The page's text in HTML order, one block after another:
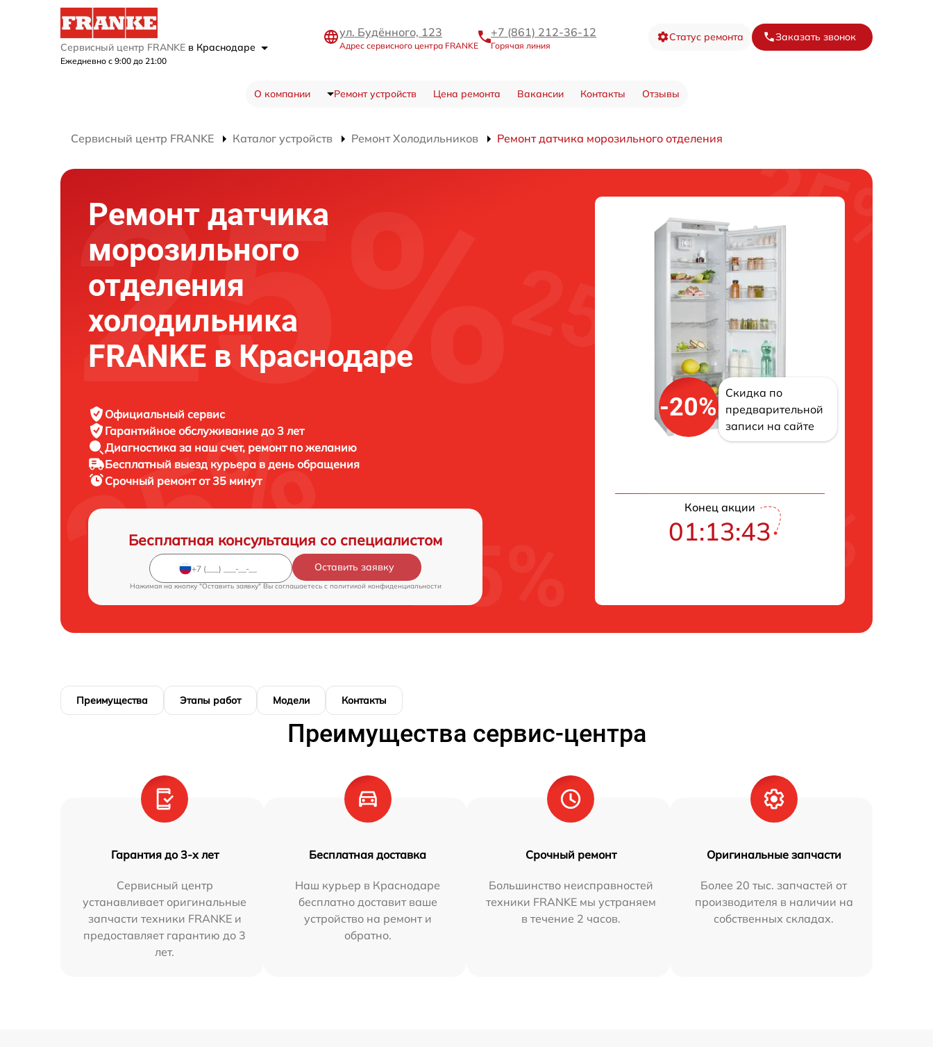
Сервисный центр FRANKE в Краснодаре
Ежедневно с 9:00 до 21:00
ул. Будённого, 123
Адрес сервисного центра FRANKE
+7 (861) 212-36-12
Горячая линия
Статус ремонта Заказать звонок
О компании Ремонт устройств Цена ремонта Вакансии Контакты Отзывы
Сервисный центр FRANKE Каталог устройств Ремонт Холодильников Ремонт датчика морозильного отделения
Ремонт датчика
морозильного
отделения
холодильника
FRANKE в Краснодаре
Официальный сервис
Гарантийное обслуживание до 3 лет
Диагностика за наш счет, ремонт по желанию
Бесплатный выезд курьера в день обращения
Срочный ремонтот 35 минут
Бесплатная консультация со специалистом
Оставить заявку
Нажимая на кнопку "Оставить заявку" Вы соглашаетесь c политикой конфиденциальности
-20%
Скидка по
предварительной
записи на сайте
Конец акции
01:13:43
Преимущества Этапы работ Модели Контакты
Преимущества сервис-центра
Гарантия до 3-х лет
Сервисный центр
устанавливает оригинальные
запчасти техники FRANKE и
предоставляет гарантию до 3
лет.
Бесплатная доставка
Наш курьер в Краснодаре
бесплатно доставит ваше
устройство на ремонт и
обратно.
Срочный ремонт
Большинство неисправностей
техники FRANKE мы устраняем
в течение 2 часов.
Оригинальные запчасти
Более 20 тыс. запчастей от
производителя в наличии на
собственных складах.